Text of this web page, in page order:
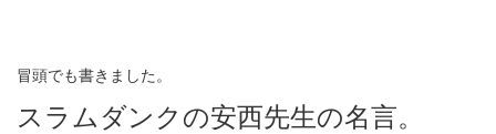
冒頭でも書きました。
スラムダンクの安西先生の名言。